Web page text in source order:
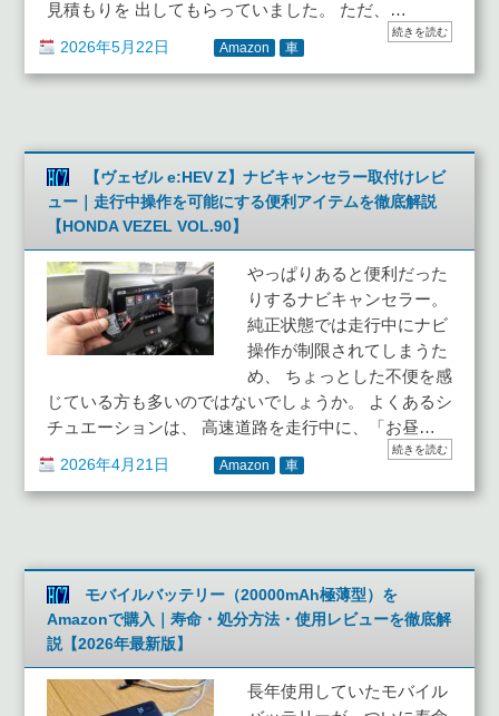
見積もりを 出してもらっていました。 ただ、…
2026年5月22日 Amazon 車
続きを読む
【ヴェゼル e:HEV Z】ナビキャンセラー取付けレビ
ュー｜走行中操作を可能にする便利アイテムを徹底解説
【HONDA VEZEL VOL.90】
やっぱりあると便利だった
りするナビキャンセラー。
純正状態では走行中にナビ
操作が制限されてしまうた
め、 ちょっとした不便を感
じている方も多いのではないでしょうか。 よくあるシ
チュエーションは、 高速道路を走行中に、「お昼…
2026年4月21日 Amazon 車
続きを読む
モバイルバッテリー（20000mAh極薄型）を
Amazonで購入｜寿命・処分方法・使用レビューを徹底解
説【2026年最新版】
長年使用していたモバイル